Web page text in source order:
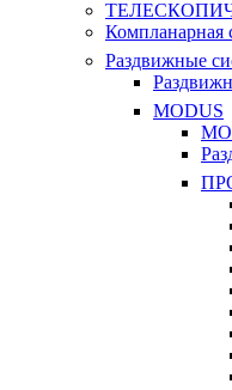
Компланарная
Раздвижные
MODUS